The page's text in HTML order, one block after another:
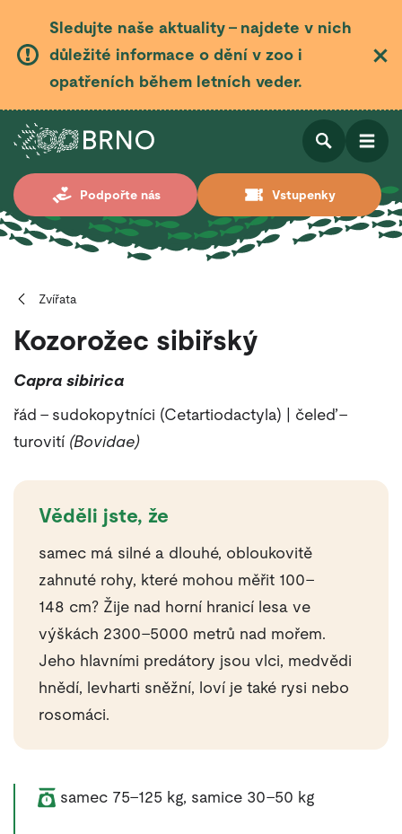
Sledujte naše aktuality – najdete v nich
důležité informace o dění v zoo i
opatřeních během letních veder.
Podpořte nás Vstupenky
Otevřít
Otevřít
Zvířata
Kozorožec sibiřský
Capra sibirica
řád – sudokopytníci (Cetartiodactyla) | čeleď –
turovití (Bovidae)
Věděli jste, že
samec má silné a dlouhé, obloukovitě
zahnuté rohy, které mohou měřit 100–
148 cm? Žije nad horní hranicí lesa ve
výškách 2300–5000 metrů nad mořem.
Jeho hlavními predátory jsou vlci, medvědi
hnědí, levharti sněžní, loví je také rysi nebo
rosomáci.
Váha zvířete:
samec 75–125 kg, samice 30–50 kg